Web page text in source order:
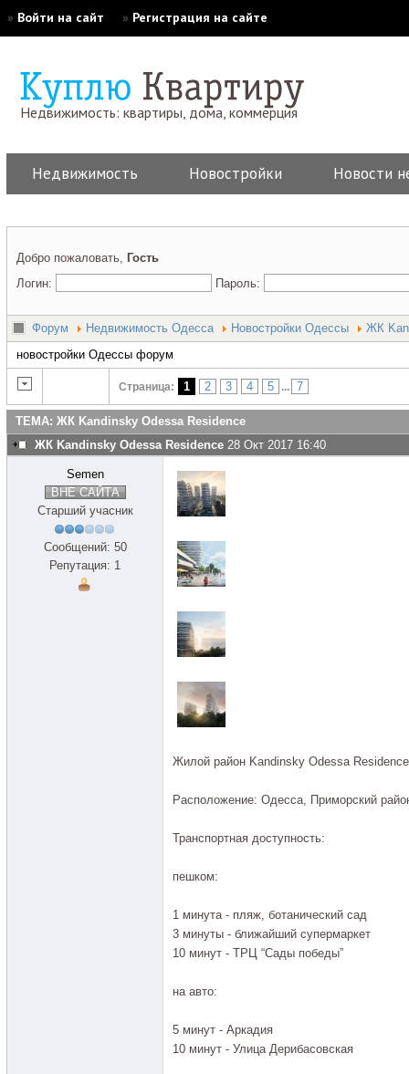
» Войти на сайт » Регистрация на сайте
Недвижимость: квартиры, дома, коммерция
Недвижимость Новостройки Новости
Добро пожаловать, Гость
Логин:
Пароль:
Форум Недвижимость Одесса Новостройки Одессы
ЖК
новостройки Одессы форум
Страница: 1 2 3 4 5 ... 7
ТЕМА: ЖК Kandinsky Odessa Residence
ЖК Kandinsky Odessa Residence 28 Окт 2017 16:40
Semen
ВНЕ САЙТА
Старший учасник
Сообщений: 50
Репутация: 1
Жилой район Kandinsky Odessa Residence
Расположение: Одесса, Приморский
Транспортная доступность:
пешком:
1 минута - пляж, ботанический сад
3 минуты - ближайший супермаркет
10 минут - ТРЦ “Сады победы”
на авто:
5 минут - Аркадия
10 минут - Улица Дерибасовская